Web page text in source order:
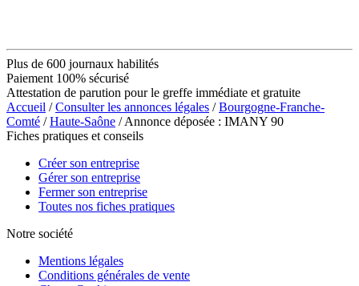
Plus de 600 journaux habilités
Paiement 100% sécurisé
Attestation de parution pour le greffe immédiate et gratuite
Accueil /Consulter les annonces légales /Bourgogne-Franche-
Comté /Haute-Saône / Annonce déposée : IMANY 90
Fiches pratiques et conseils
Créer son entreprise
Gérer son entreprise
Fermer son entreprise
Toutes nos fiches pratiques
Notre société
Mentions légales
Conditions générales de vente